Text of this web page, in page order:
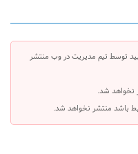
توسط تیم مدیریت در وب منتشر
نخواهد شد.
باشد منتشر نخواهد شد.